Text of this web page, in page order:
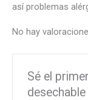
así problemas
No hay
Sé el